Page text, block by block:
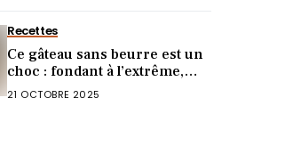
Recettes
Ce gâteau sans beurre est un
choc : fondant à l’extrême,
goût incroyable !
21 OCTOBRE 2025